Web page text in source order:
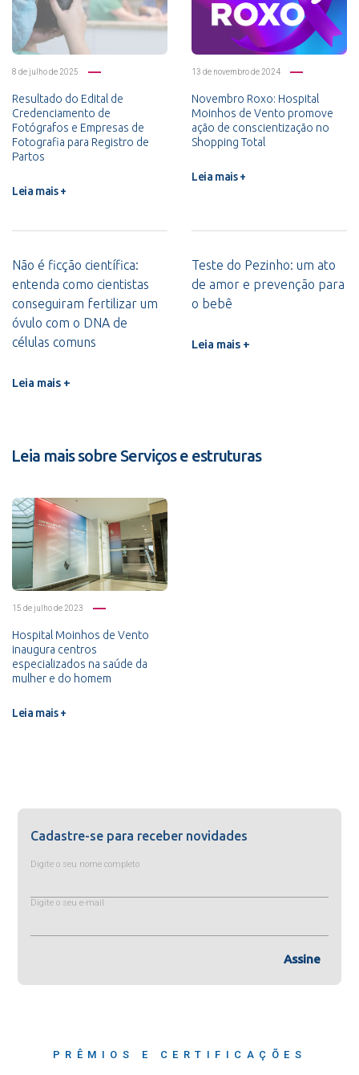
8 de julho de 2025
Resultado do Edital de
Credenciamento de
Fotógrafos e Empresas de
Fotografia para Registro de
Partos
Leia mais +
13 de novembro de 2024
Novembro Roxo: Hospital
Moinhos de Vento promove
ação de conscientização no
Shopping Total
Leia mais +
Não é ficção científica:
entenda como cientistas
conseguiram fertilizar um
óvulo com o DNA de
células comuns
Leia mais +
Teste do Pezinho: um ato
de amor e prevenção para
o bebê
Leia mais +
Leia mais sobre Serviços e estruturas
15 de julho de 2023
Hospital Moinhos de Vento
inaugura centros
especializados na saúde da
mulher e do homem
Leia mais +
Cadastre-se para receber novidades
Digite o seu nome completo
Digite o seu e-mail
Assine
PRÊMIOS E CERTIFICAÇÕES